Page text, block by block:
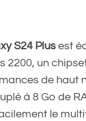
S24 Plus est
2200, un
de haut
à 8 Go de
le